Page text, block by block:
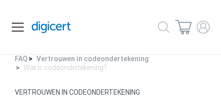
FAQ
Vertrouwen in codeondertekening
Wat is codeondertekening?
VERTROUWEN IN CODEONDERTEKENING